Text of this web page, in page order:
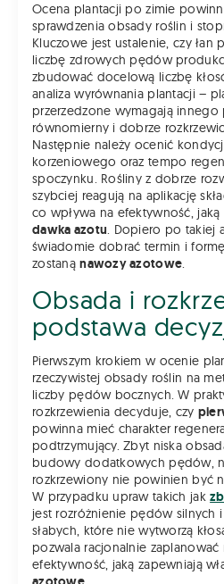
Ocena plantacji po zimie
sprawdzenia obsady roślin i
Kluczowe jest ustalenie, czy łan
liczbę zdrowych pędów
zbudować docelową liczbę
analiza wyrównania plantacji –
przerzedzone wymagają innego
równomierny i dobrze
Następnie należy ocenić
korzeniowego oraz tempo
spoczynku. Rośliny z dobrze
szybciej reagują na aplikację
co wpływa na efektywność,
dawka azotu. Dopiero po takiej
świadomie dobrać termin i
zostanąnawozy azotowe.
Obsada i
podstawa
Pierwszym krokiem w ocenie
rzeczywistej obsady roślin na
liczby pędów bocznych. W
rozkrzewienia decyduje, czy
powinna mieć charakter
podtrzymujący. Zbyt niska
budowy dodatkowych pędów,
rozkrzewiony nie powinien być
W przypadku upraw takich jak
jest rozróżnienie pędów silnych
słabych, które nie wytworzą
pozwala racjonalnie
efektywność, jaką zapewniają